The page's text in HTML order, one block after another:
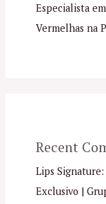
Especialista
Vermelhas na
Recent
Lips
Exclusivo |